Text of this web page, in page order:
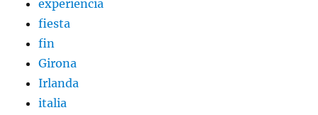
experiencia
fiesta
fin
Girona
Irlanda
italia